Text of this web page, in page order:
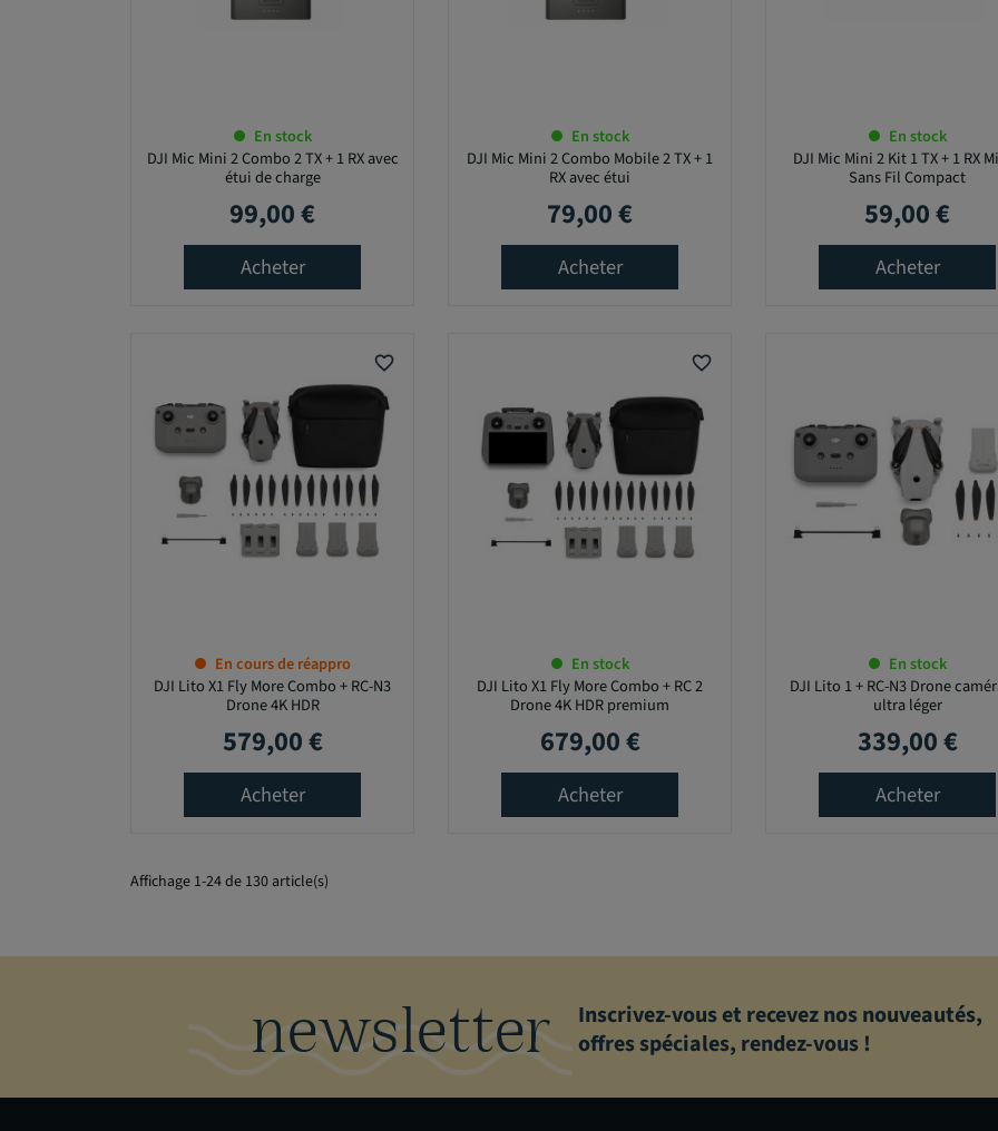
En stock
DJI Mic Mini 2 Combo 2 TX + 1 RX avec
étui de charge
Prix
99,00 €
Acheter
En stock
DJI Mic Mini 2 Combo Mobile 2 TX + 1
RX avec étui
Prix
79,00 €
Acheter
En stock
DJI Mic Mini 2 Kit 1 TX + 1 RX
Sans Fil Compact
Prix
59,00 €
Acheter
favorite_border
En cours de réappro
DJI Lito X1 Fly More Combo + RC-N3
Drone 4K HDR
Prix
579,00 €
Acheter
favorite_border
En stock
DJI Lito X1 Fly More Combo + RC 2
Drone 4K HDR premium
Prix
679,00 €
Acheter
En stock
DJI Lito 1 + RC-N3 Drone
ultra léger
Prix
339,00 €
Acheter
Affichage 1-24 de 130 article(s)
newsletter
Inscrivez-vous et recevez nos nouveautés,
offres spéciales, rendez-vous !